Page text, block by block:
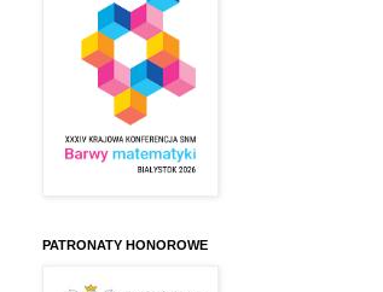
PATRONATY HONOROWE